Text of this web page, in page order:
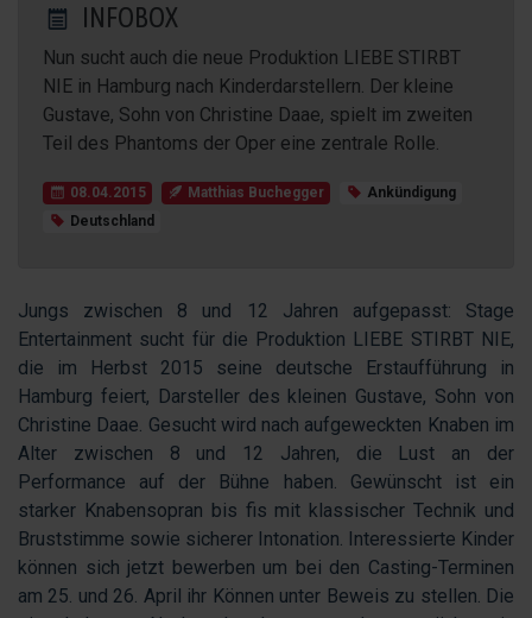
INFOBOX
Nun sucht auch die neue Produktion LIEBE STIRBT
NIE in Hamburg nach Kinderdarstellern. Der kleine
Gustave, Sohn von Christine Daae, spielt im zweiten
Teil des Phantoms der Oper eine zentrale Rolle.
08.04.2015 Matthias Buchegger
Ankündigung
Deutschland
Jungs zwischen 8 und 12 Jahren aufgepasst: Stage
Entertainment sucht für die Produktion LIEBE STIRBT NIE,
die im Herbst 2015 seine deutsche Erstaufführung in
Hamburg feiert, Darsteller des kleinen Gustave, Sohn von
Christine Daae. Gesucht wird nach aufgeweckten Knaben im
Alter zwischen 8 und 12 Jahren, die Lust an der
Performance auf der Bühne haben. Gewünscht ist ein
starker Knabensopran bis fis mit klassischer Technik und
Bruststimme sowie sicherer Intonation. Interessierte Kinder
können sich jetzt bewerben um bei den Casting-Terminen
am 25. und 26. April ihr Können unter Beweis zu stellen. Die